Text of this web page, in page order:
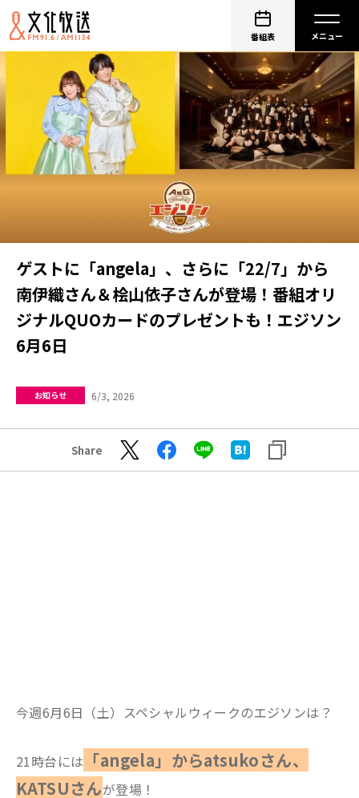
番組表
ゲストに「angela」、さらに「22/7」から
南伊織さん＆桧山依子さんが登場！番組オリ
ジナルQUOカードのプレゼントも！エジソン
6月6日
お知らせ 6/3, 2026
Share
今週6月6日（土）スペシャルウィークのエジソンは？
21時台には 「angela」からatsukoさん、
KATSUさんが登場！